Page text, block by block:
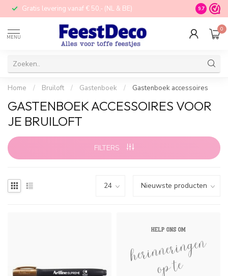
Gratis levering vanaf € 50,- (NL & BE) STORE in
9.7
MENU
0
Home / Bruiloft / Gastenboek / Gastenboek accessoires
GASTENBOEK ACCESSOIRES VOOR
JE BRUILOFT
FILTERS